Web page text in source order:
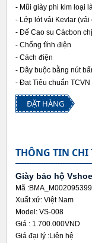
- Mũi giày phi kim loại
- Lớp lót vải Kevlar
- Đế Cao su Cácbon
- Chống tĩnh điện
- Cách điện
- Dây buộc bằng nút
- Đạt Tiêu chuẩn
ĐẶT HÀNG
THÔNG TIN CHI
Giày bảo hộ
Mã :BMA_M002095399
Xuất xứ: Việt Nam
Model: VS-008
Giá : 1.700.000VND
Giá đại lý :Liên hệ